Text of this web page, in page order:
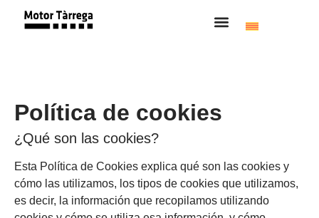
Política de cookies
¿Qué son las cookies?
Esta Política de Cookies explica qué son las cookies y
cómo las utilizamos, los tipos de cookies que utilizamos,
es decir, la información que recopilamos utilizando